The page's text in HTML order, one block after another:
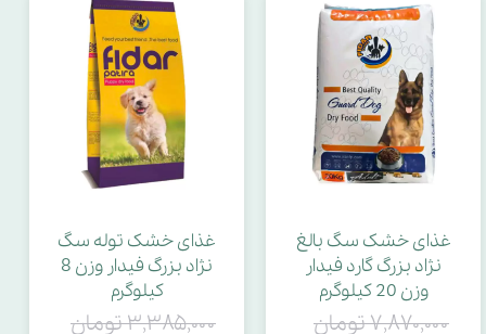
غذای خشک سگ بالغ
نژاد بزرگ گارد فیدار
وزن 20 کیلوگرم
۷,۸۷۰,۰۰۰ تومان
غذای خشک توله سگ
نژاد بزرگ فیدار وزن 8
کیلوگرم
۳,۳۸۵,۰۰۰ تومان